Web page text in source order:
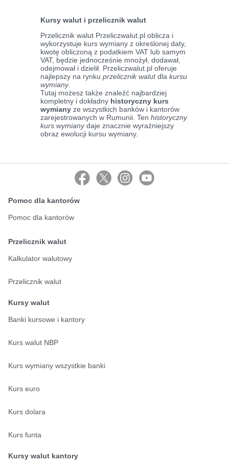
Kursy walut i przelicznik walut
Przelicznik walut Przeliczwalut.pl oblicza i
wykorzystuje kurs wymiany z określonej daty,
kwotę obliczoną z podatkiem VAT lub samym
VAT, będzie jednocześnie mnożył, dodawał,
odejmował i dzielił. Przeliczwalut.pl oferuje
najlepszy na rynku przelicznik walutdla kursu
wymiany.
Tutaj możesz także znaleźć najbardziej
kompletny i dokładny historyczny kurs
wymiany ze wszystkich banków i kantorów
zarejestrowanych w Rumunii. Ten historyczny
kurs wymianydaje znacznie wyraźniejszy
obraz ewolucji kursu wymiany.
Pomoc dla kantorów
Pomoc dla kantorów
Przelicznik walut
Kalkulator walutowy
Przelicznik walut
Kursy walut
Banki kursowe i kantory
Kurs walut NBP
Kurs wymiany wszystkie banki
Kurs euro
Kurs dolara
Kurs funta
Kursy walut kantory